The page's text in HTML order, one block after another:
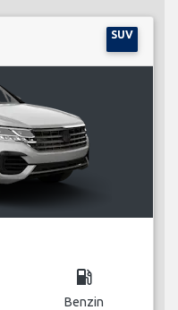
SUV
local_gas_station
Benzin